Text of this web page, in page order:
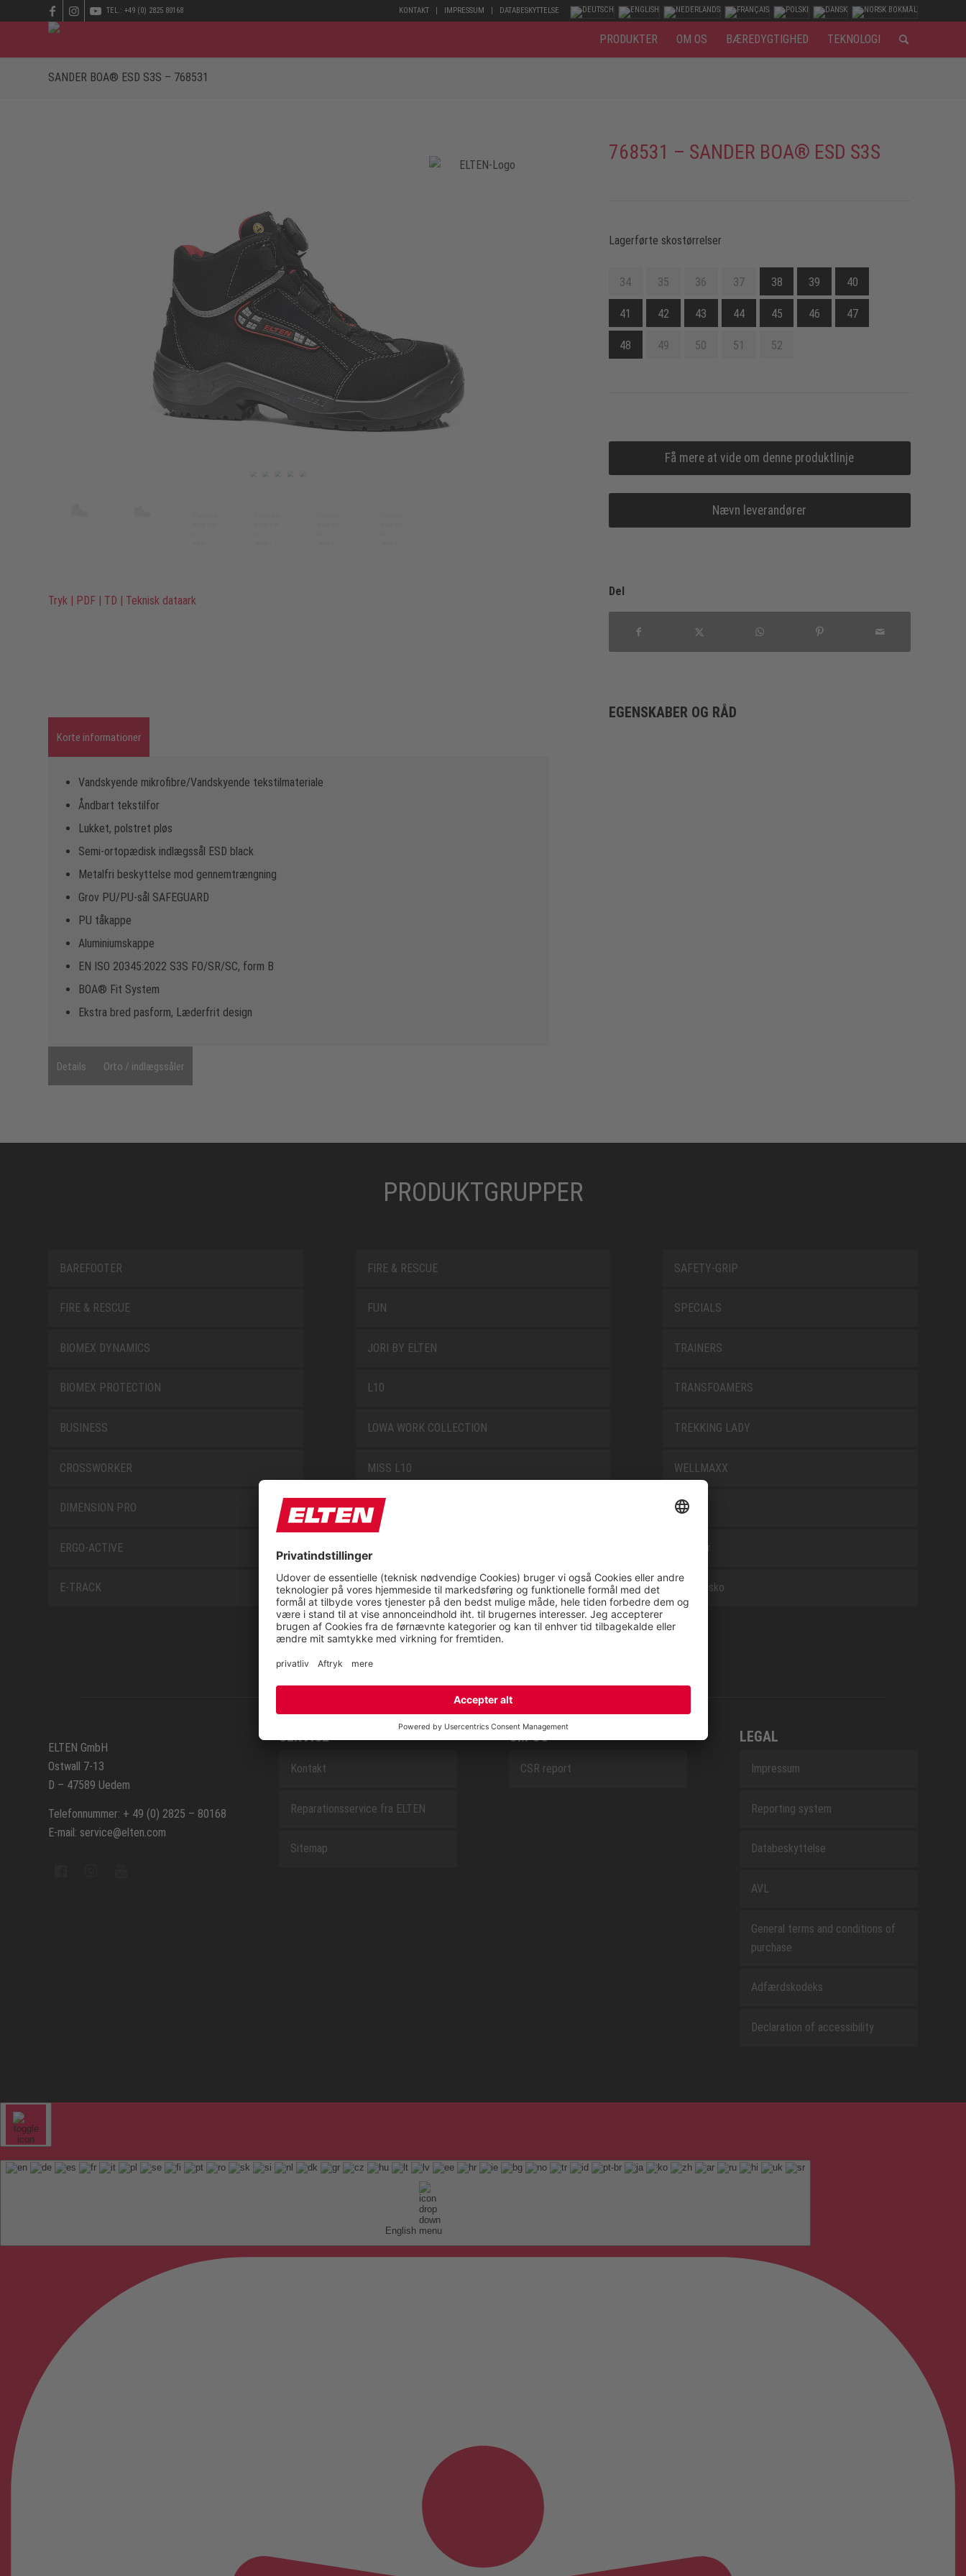
KONTAKT IMPRESSUM DATABESKYTTELSE
TEL.: +49 (0) 2825 80168
PRODUKTER OM OS BÆREDYGTIGHED TEKNOLOGI
SANDER BOA® ESD S3S – 768531
Tryk | PDF | TD | Teknisk dataark
768531 – SANDER BOA® ESD S3S
Lagerførte skostørrelser
34 35 36 37 38 39 40
41 42 43 44 45 46 47
48 49 50 51 52
Få mere at vide om denne produktlinje
Nævn leverandører
Del
Korte informationer
Vandskyende mikrofibre/Vandskyende tekstilmateriale
Åndbart tekstilfor
Lukket, polstret pløs
Semi-ortopædisk indlægssål ESD black
Metalfri beskyttelse mod gennemtrængning
Grov PU/PU-sål SAFEGUARD
PU tåkappe
Aluminiumskappe
EN ISO 20345:2022 S3S FO/SR/SC, form B
BOA® Fit System
Ekstra bred pasform, Læderfrit design
Details Orto / indlægssåler
EGENSKABER OG RÅD
PRODUKTGRUPPER
BAREFOOTER
FIRE & RESCUE
BIOMEX DYNAMICS
BIOMEX PROTECTION
BUSINESS
CROSSWORKER
DIMENSION PRO
ERGO-ACTIVE
E-TRACK
FIRE & RESCUE
FUN
JORI BY ELTEN
L10
LOWA WORK COLLECTION
MISS L10
NEW CLASSICS
RETRO
SAFEGUARD
SAFETY-GRIP
SPECIALS
TRAINERS
TRANSFOAMERS
TREKKING LADY
WELLMAXX
WHITE
Tilbehør
Arbejdssko
ELTEN GmbH
Ostwall 7-13
D – 47589 Uedem
Telefonnummer: + 49 (0) 2825 – 80168
E-mail: service@elten.com
SERVICE
Kontakt
Reparationsservice fra ELTEN
Sitemap
OM OS
CSR report
LEGAL
Impressum
Reporting system
Databeskyttelse
AVL
General terms and conditions of
purchase
Adfærdskodeks
Declaration of accessibility
English